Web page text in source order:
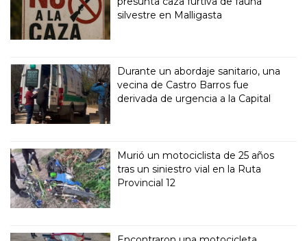
silvestre en Malligasta
Durante un abordaje sanitario, una
vecina de Castro Barros fue
derivada de urgencia a la Capital
Murió un motociclista de 25 años
tras un siniestro vial en la Ruta
Provincial 12